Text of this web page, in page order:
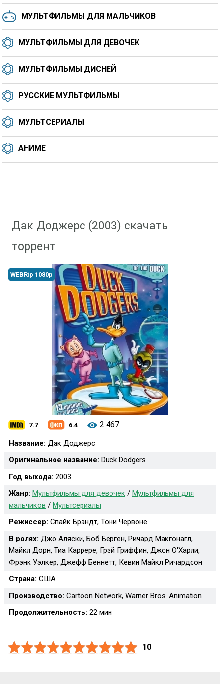
6.5 6.6 6.0 6.4
МУЛЬТФИЛЬМЫ ДЛЯ МАЛЬЧИКОВ
МУЛЬТФИЛЬМЫ ДЛЯ ДЕВОЧЕК
МУЛЬТФИЛЬМЫ ДИСНЕЙ
РУССКИЕ МУЛЬТФИЛЬМЫ
МУЛЬТСЕРИАЛЫ
АНИМЕ
Дак Доджерс (2003) скачать
торрент
WEBRip 1080p
7.7 6.4 2 467
Название: Дак Доджерс
Оригинальное название: Duck Dodgers
Год выхода: 2003
Жанр: Мультфильмы для девочек / Мультфильмы для
мальчиков / Мультсериалы
Режиссер: Спайк Брандт, Тони Червоне
В ролях: Джо Аляски, Боб Берген, Ричард Макгонагл,
Майкл Дорн, Тиа Каррере, Грэй Гриффин, Джон О'Харли,
Фрэнк Уэлкер, Джефф Беннетт, Кевин Майкл Ричардсон
Страна: США
Производство: Cartoon Network, Warner Bros. Animation
Продолжительность: 22 мин
10